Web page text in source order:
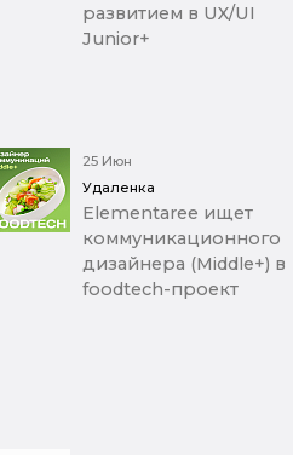
развитием в UX/UI
Junior+
25 Июн
Удаленка
Elementaree ищет
коммуникационного
дизайнера (Middle+) в
foodtech-проект